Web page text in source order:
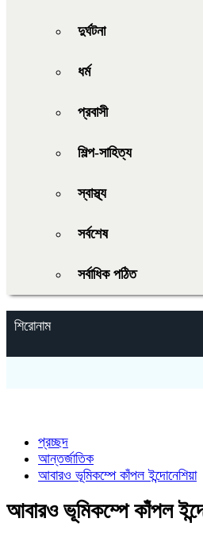
দুর্ঘটনা
ধর্ম
প্রবাসী
শিল্প-সাহিত্য
স্বাস্থ্য
সর্বশেষ
সর্বাধিক পঠিত
শিরোনাম
প্রচ্ছদ
আন্তর্জাতিক
আবারও ভূমিকম্পে কাঁপল ইন্দোনেশিয়া
আবারও ভূমিকম্পে কাঁপল